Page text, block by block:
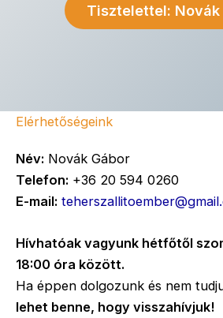
Tisztelettel: Novák
Elérhetőségeink
Név: Novák Gábor
Telefon: +36 20 594 0260
E-mail:
Hívhatóak vagyunk hétfőtől
18:00 óra között.
Ha éppen dolgozunk és nem
lehet benne, hogy visszahívjuk!